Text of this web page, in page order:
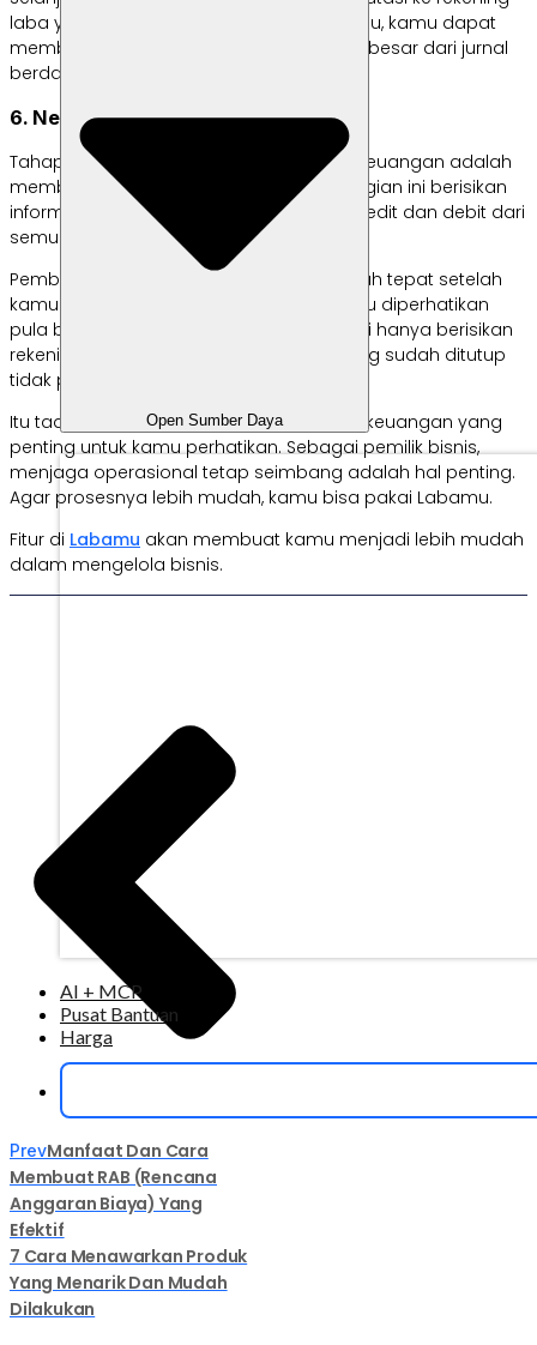
Open Sumber Daya
AI + MCP
Pusat Bantuan
Harga
laba yang tidak dilakukan pembagian. Lalu, kamu dapat
membuat pembukuan informasi ke buku besar dari jurnal
berdasarkan rekening tadi.
6. Neraca saldo penghentian
Tahapan terakhir dalam urutan laporan keuangan adalah
membuat neraca saldo penghentian. Bagian ini berisikan
informasi terkait keseimbangan antara kredit dan debit dari
semua rekening yang belum ditutup.
Pembuatan neraca saldo menjadi langkah tepat setelah
kamu menutup rekening. Akan tetapi, perlu diperhatikan
pula bawah neraca saldo penghentian ini hanya berisikan
rekening riil. Inilah sebabnya, rekening yang sudah ditutup
tidak perlu kamu masukkan.
Itu tadi informasi tentang urutan laporan keuangan yang
penting untuk kamu perhatikan. Sebagai pemilik bisnis,
menjaga operasional tetap seimbang adalah hal penting.
Agar prosesnya lebih mudah, kamu bisa pakai Labamu.
Fitur di Labamu akan membuat kamu menjadi lebih mudah
dalam mengelola bisnis.
PrevManfaat Dan Cara
Membuat RAB (Rencana
Anggaran Biaya) Yang
Efektif
7 Cara Menawarkan Produk
Yang Menarik Dan Mudah
Dilakukan